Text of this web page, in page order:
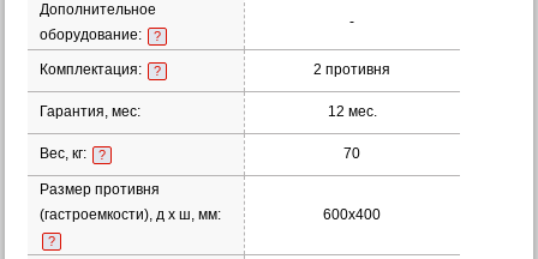
Дополнительное
оборудование:
?
-
Комплектация: ? 2 противня
Гарантия, мес: 12 мес.
Вес, кг: ? 70
Размер противня
(гастроемкости), д х ш, мм:
?
600х400